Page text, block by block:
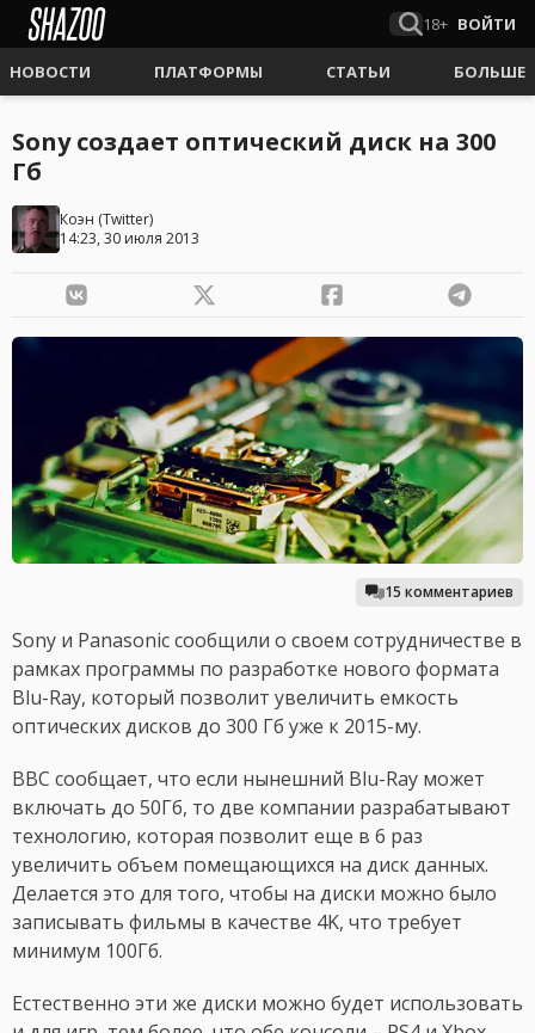
18+ ВОЙТИ
НОВОСТИ ПЛАТФОРМЫ СТАТЬИ БОЛЬШЕ
Sony создает оптический диск на 300
Гб
Коэн (Twitter)
14:23, 30 июля 2013
15 комментариев
Sony и Panasonic сообщили о своем сотрудничестве в
рамках программы по разработке нового формата
Blu-Ray, который позволит увеличить емкость
оптических дисков до 300 Гб уже к 2015-му.
BBC сообщает, что если нынешний Blu-Ray может
включать до 50Гб, то две компании разрабатывают
технологию, которая позволит еще в 6 раз
увеличить объем помещающихся на диск данных.
Делается это для того, чтобы на диски можно было
записывать фильмы в качестве 4K, что требует
минимум 100Гб.
Естественно эти же диски можно будет использовать